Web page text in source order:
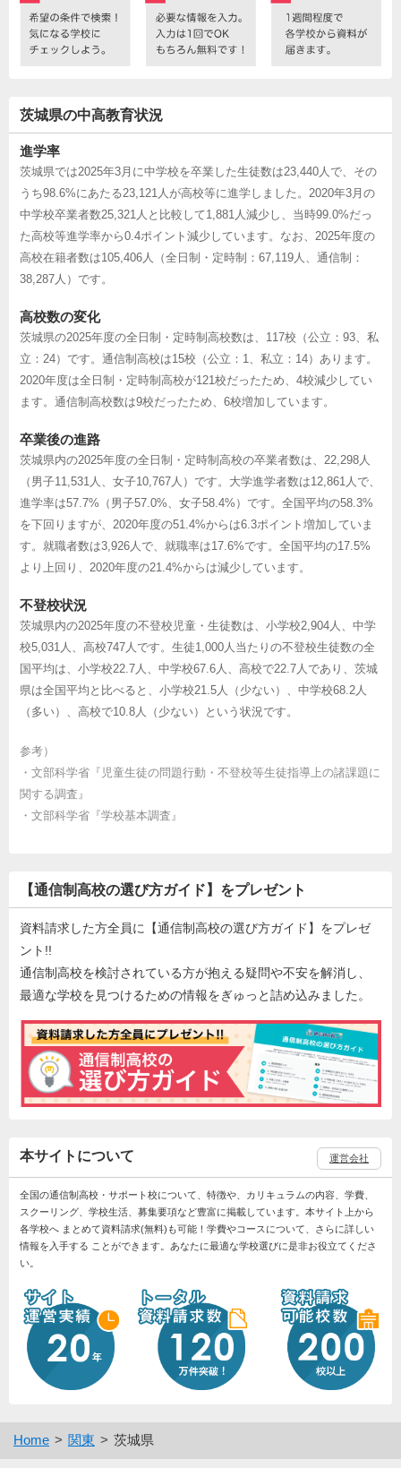
茨城県の中高教育状況
進学率
茨城県では2025年3月に中学校を卒業した生徒数は23,440人で、その
うち98.6%にあたる23,121人が高校等に進学しました。2020年3月の
中学校卒業者数25,321人と比較して1,881人減少し、当時99.0%だっ
た高校等進学率から0.4ポイント減少しています。なお、2025年度の
高校在籍者数は105,406人（全日制・定時制：67,119人、通信制：
38,287人）です。
高校数の変化
茨城県の2025年度の全日制・定時制高校数は、117校（公立：93、私
立：24）です。通信制高校は15校（公立：1、私立：14）あります。
2020年度は全日制・定時制高校が121校だったため、4校減少してい
ます。通信制高校数は9校だったため、6校増加しています。
卒業後の進路
茨城県内の2025年度の全日制・定時制高校の卒業者数は、22,298人
（男子11,531人、女子10,767人）です。大学進学者数は12,861人で、
進学率は57.7%（男子57.0%、女子58.4%）です。全国平均の58.3%
を下回りますが、2020年度の51.4%からは6.3ポイント増加していま
す。就職者数は3,926人で、就職率は17.6%です。全国平均の17.5%
より上回り、2020年度の21.4%からは減少しています。
不登校状況
茨城県内の2025年度の不登校児童・生徒数は、小学校2,904人、中学
校5,031人、高校747人です。生徒1,000人当たりの不登校生徒数の全
国平均は、小学校22.7人、中学校67.6人、高校で22.7人であり、茨城
県は全国平均と比べると、小学校21.5人（少ない）、中学校68.2人
（多い）、高校で10.8人（少ない）という状況です。
参考）
・ 文部科学省『児童生徒の問題行動・不登校等生徒指導上の諸課題に
関する調査』
・ 文部科学省『学校基本調査』
【通信制高校の選び方ガイド】をプレゼント
資料請求した方全員に【通信制高校の選び方ガイド】をプレゼ
ント!!
通信制高校を検討されている方が抱える疑問や不安を解消し、
最適な学校を見つけるための情報をぎゅっと詰め込みました。
本サイトについて 運営会社
全国の通信制高校・サポート校について、特徴や、カリキュラムの内容、学費、
スクーリング、学校生活、募集要項など豊富に掲載しています。本サイト上から
各学校へ まとめて資料請求(無料)も可能！学費やコースについて、さらに詳しい
情報を入手する ことができます。あなたに最適な学校選びに是非お役立てくださ
い。
Home 関東 茨城県